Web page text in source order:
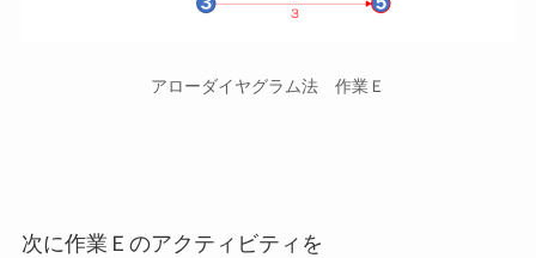
アローダイヤグラム法 作業Ｅ
次に作業Ｅのアクティビティを